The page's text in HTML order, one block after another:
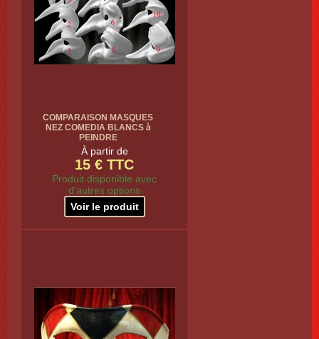
COMPARAISON MASQUES
NEZ COMEDIA BLANCS à
PEINDRE
À partir de
15 € TTC
Produit disponible avec
d'autres options
Voir le produit